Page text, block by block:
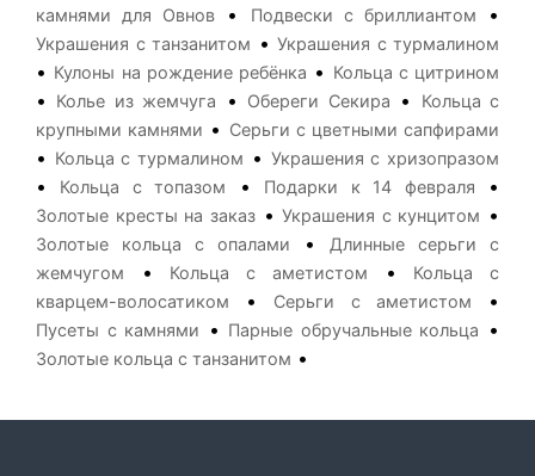
камнями для Овнов
• Подвески с бриллиантом •
Украшения с танзанитом • Украшения с турмалином
• Кулоны на рождение ребёнка • Кольца с цитрином
• Колье из жемчуга • Обереги Секира •
Кольца с
крупными камнями • Серьги с цветными сапфирами
• Кольца с турмалином • Украшения с хризопразом
• Кольца с топазом • Подарки к 14 февраля •
Золотые кресты на заказ•Украшения с кунцитом •
Золотые кольца с опалами •
Длинные серьги с
жемчугом
• Кольца с аметистом •
Кольца с
кварцем-волосатиком
• Серьги с аметистом •
Пусеты с камнями • Парные обручальные кольца •
Золотые кольца с танзанитом •